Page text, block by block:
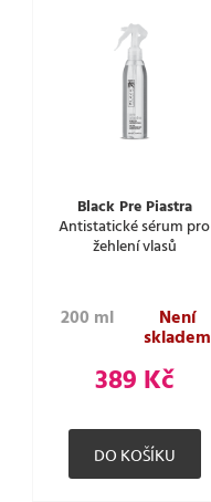
Black Pre Piastra
Antistatické sérum pro
žehlení vlasů
200 ml Není
skladem
389 Kč